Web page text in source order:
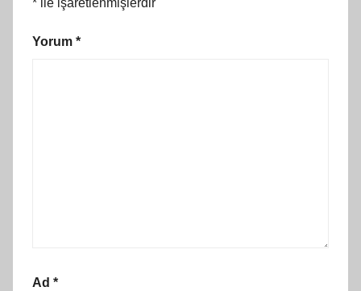
* ile işaretlenmişlerdir
Yorum *
Ad *